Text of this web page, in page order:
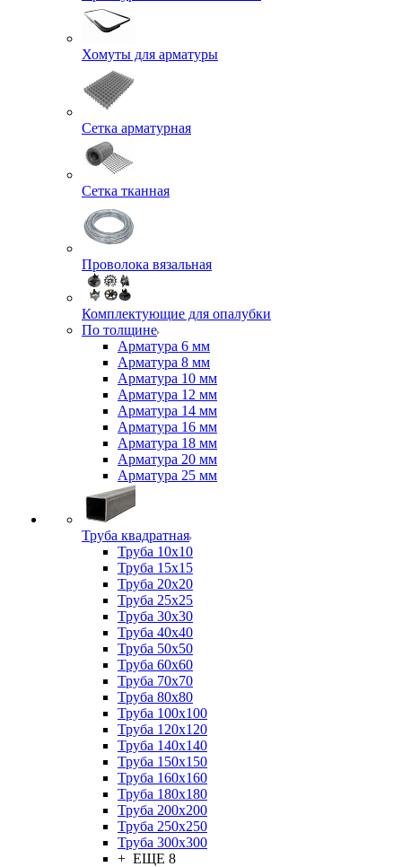
Хомуты для арматуры
Сетка арматурная
Сетка тканная
Проволока вязальная
Комплектующие для опалубки
По толщине
Арматура 6 мм
Арматура 8 мм
Арматура 10 мм
Арматура 12 мм
Арматура 14 мм
Арматура 16 мм
Арматура 18 мм
Арматура 20 мм
Арматура 25 мм
Труба квадратная
Труба 10x10
Труба 15x15
Труба 20x20
Труба 25x25
Труба 30x30
Труба 40x40
Труба 50x50
Труба 60x60
Труба 70x70
Труба 80x80
Труба 100x100
Труба 120x120
Труба 140x140
Труба 150x150
Труба 160x160
Труба 180x180
Труба 200x200
Труба 250x250
Труба 300x300
+ ЕЩЕ 8